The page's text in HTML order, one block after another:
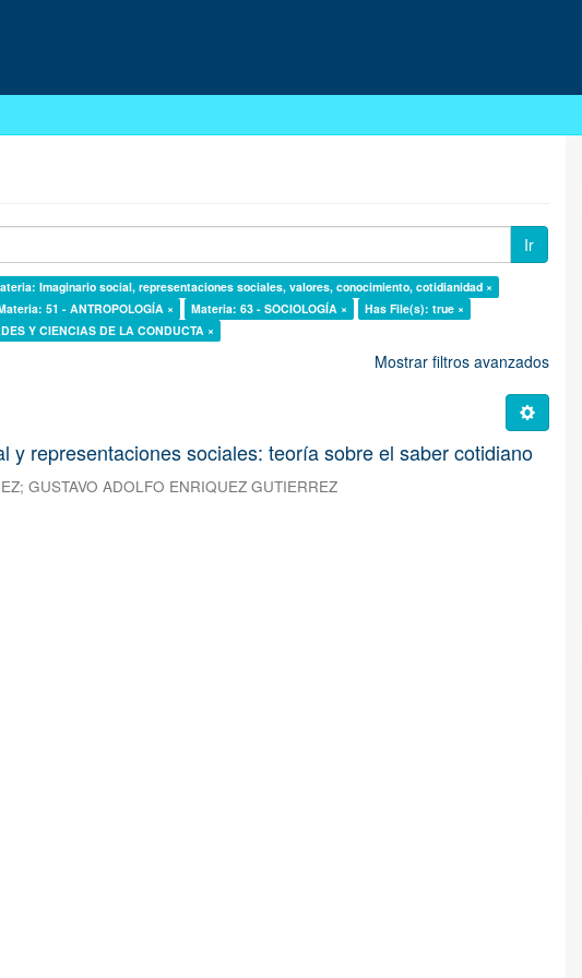
Ir
Imaginario social, representaciones sociales, valores, conocimiento, cotidianidad ×
51 - ANTROPOLOGÍA × Materia: 63 - SOCIOLOGÍA ×
Has File(s): true ×
Y CIENCIAS DE LA CONDUCTA ×
Mostrar filtros avanzados
y representaciones sociales: teoría sobre el saber cotidiano
;GUSTAVO ADOLFO ENRIQUEZ GUTIERREZ